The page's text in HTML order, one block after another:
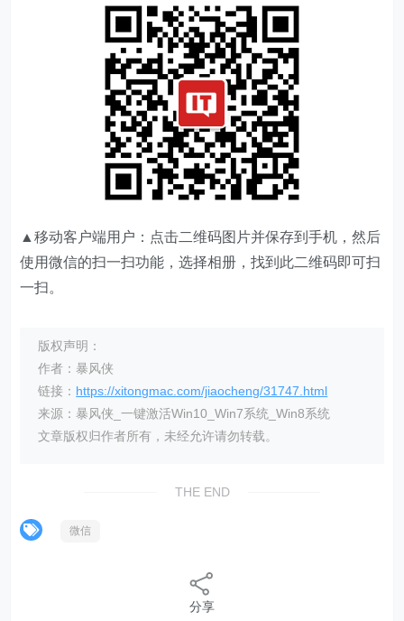
▲移动客户端用户：点击二维码图片并保存到手机，然后
使用微信的扫一扫功能，选择相册，找到此二维码即可扫
一扫。
版权声明：
作者：暴风侠
链接： https://xitongmac.com/jiaocheng/31747.html
来源：暴风侠_一键激活Win10_Win7系统_Win8系统
文章版权归作者所有，未经允许请勿转载。
THE END
微信
分享